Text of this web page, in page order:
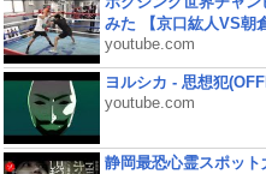
みた 【京口紘人VS朝
youtube.com
ヨルシカ - 思想犯
youtube.com
静岡最恐心霊スポッ